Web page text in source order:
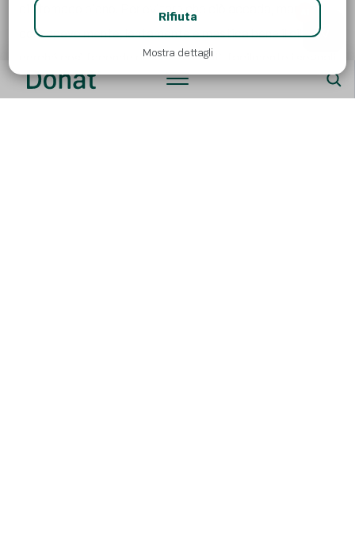
Rifiuta
Mostra dettagli
di stomaco pieno. Per evitare che ciò accada, mangia
consapevolmente, lentamente e mastica bene il cibo,
perché così facendo riconoscerai più facilmente i segnali
di sazietà e consumerai meno calorie. Per acquisire